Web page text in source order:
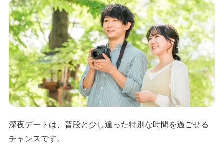
深夜デートは、普段と少し違った特別な時間を過ごせる
チャンスです。